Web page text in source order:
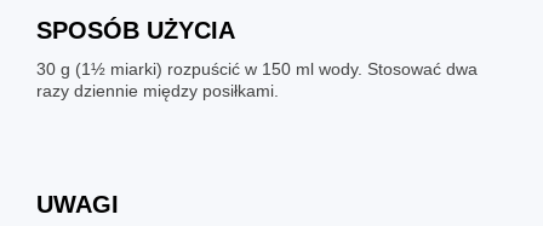
SPOSÓB UŻYCIA
30 g (1½ miarki) rozpuścić w 150 ml wody. Stosować dwa
razy dziennie między posiłkami.
UWAGI